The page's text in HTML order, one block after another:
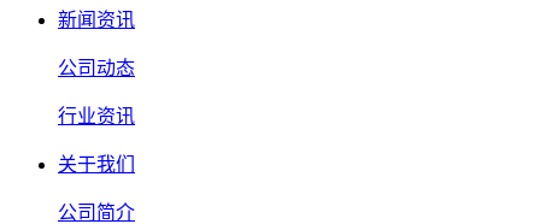
新闻资讯
公司动态
行业资讯
关于我们
公司简介